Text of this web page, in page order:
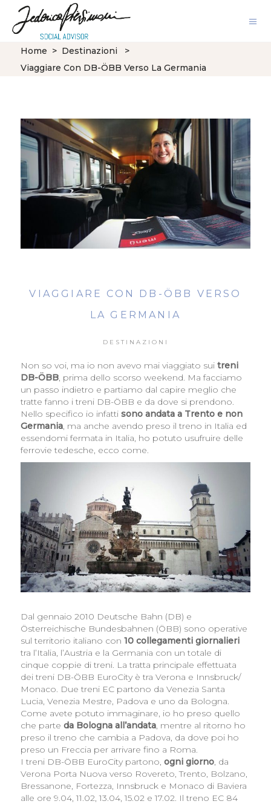
Home > Destinazioni
>
Viaggiare Con DB-ÖBB Verso La Germania
VIAGGIARE CON DB-ÖBB VERSO
LA GERMANIA
DESTINAZIONI
Non so voi, ma io non avevo mai viaggiato sui treni
DB-ÖBB, prima dello scorso weekend. Ma facciamo
un passo indietro e partiamo dal capire meglio che
tratte fanno i treni DB-ÖBB e da dove si prendono.
Nello specifico io infatti sono andata a Trento e non
Germania, ma anche avendo preso il treno in Italia ed
essendomi fermata in Italia, ho potuto usufruire delle
ferrovie tedesche, ecco come.
Dal gennaio 2010 Deutsche Bahn (DB) e
Österreichische Bundesbahnen (ÖBB) sono operative
sul territorio italiano con 10 collegamenti giornalieri
tra l’Italia, l’Austria e la Germania con un totale di
cinque coppie di treni. La tratta principale effettuata
dei treni DB-ÖBB EuroCity è tra Verona e Innsbruck/
Monaco. Due treni EC partono da Venezia Santa
Lucia, Venezia Mestre, Padova e uno da Bologna.
Come avete potuto immaginare, io ho preso quello
che parte da Bologna all’andata, mentre al ritorno ho
preso il treno che cambia a Padova, da dove poi ho
preso un Freccia per arrivare fino a Roma.
I treni DB-ÖBB EuroCity partono, ogni giorno, da
Verona Porta Nuova verso Rovereto, Trento, Bolzano,
Bressanone, Fortezza, Innsbruck e Monaco di Baviera
alle ore 9.04, 11.02, 13.04, 15.02 e 17.02. Il treno EC 84